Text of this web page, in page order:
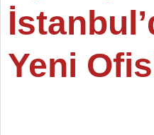
Yeni